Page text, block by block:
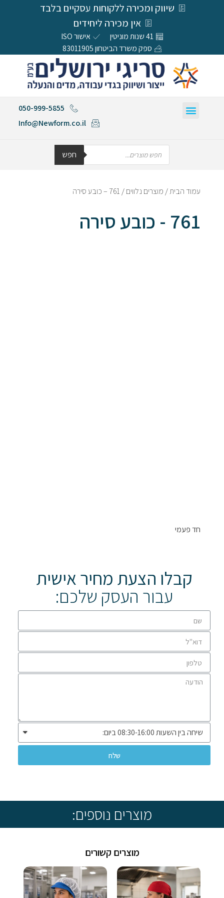
שיווק ומכירה ללקוחות עסקיים בלבד
אין מכירה ליחידים
41 שנות מוניטין
אישור ISO
ספק משרד הביטחון 83011905
050-999-5855
Info@Newform.co.il
חפש
עמוד הבית/ מוצרים נלווים/ 761 – כובע סירה
761 - כובע סירה
חד פעמי
קבלו הצעת מחיר אישית
עבור העסק שלכם:
שלח
מוצרים נוספים:
מוצרים קשורים